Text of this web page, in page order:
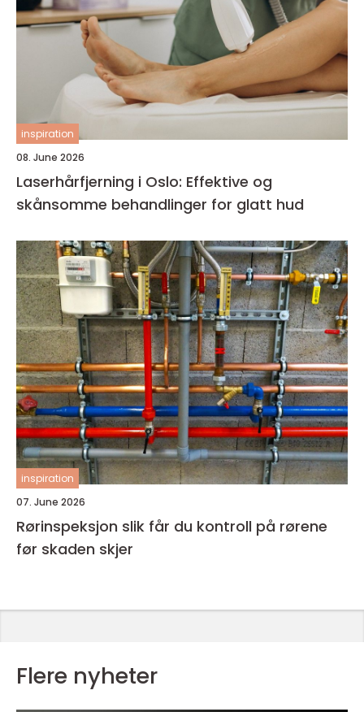
inspiration
08. June 2026
Laserhårfjerning i Oslo: Effektive og
skånsomme behandlinger for glatt hud
inspiration
07. June 2026
Rørinspeksjon slik får du kontroll på rørene
før skaden skjer
Flere nyheter